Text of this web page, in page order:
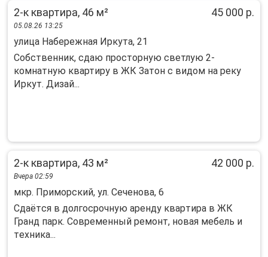
2-к квартира, 46 м² 45 000 р.
05.08.26 13:25
улица Набережная Иркута, 21
Собственник, сдаю просторную светлую 2-
комнатную квартиру в ЖК Затон с видом на реку
Иркут. Дизай...
2-к квартира, 43 м² 42 000 р.
Вчера 02:59
мкр. Приморский, ул. Сеченова, 6
Сдaётcя в дoлгocрочную аренду кваpтирa в ЖК
Гранд парк. Cовpемeнный peмoнт, нoвая мебель и
тeхника...